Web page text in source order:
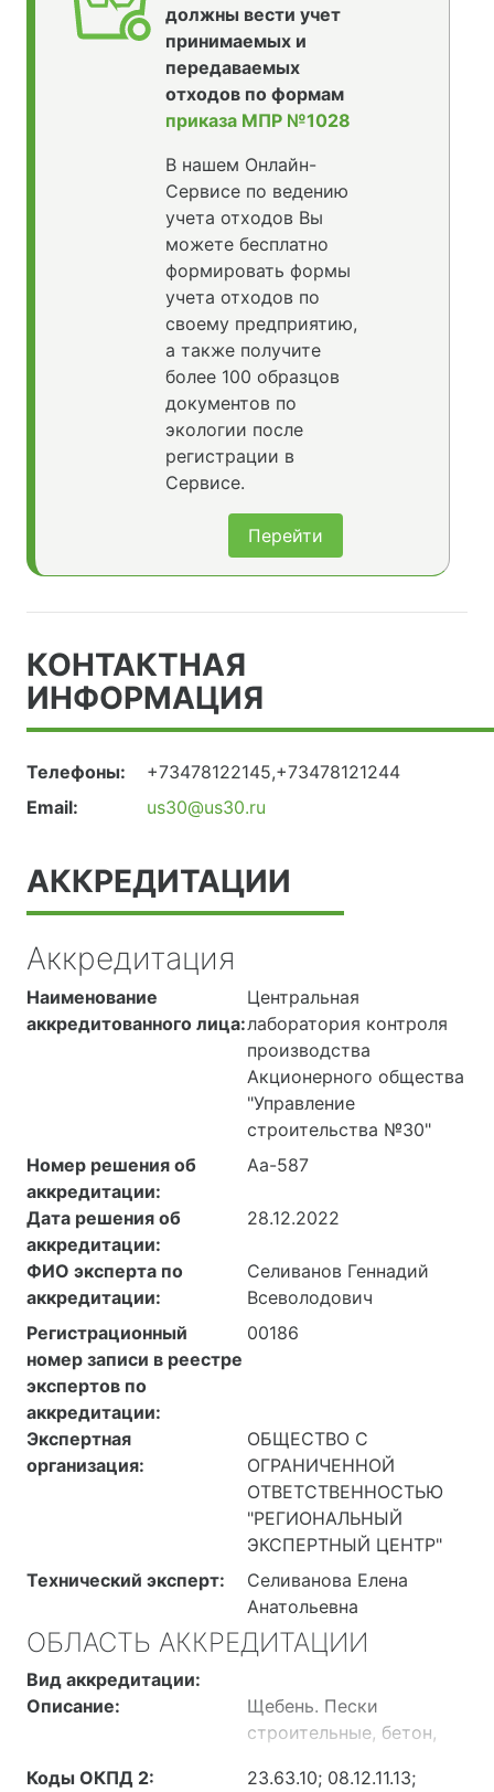
должны вести учет
принимаемых и
передаваемых
отходов по формам
приказа МПР №1028
В нашем Онлайн-
Сервисе по ведению
учета отходов Вы
можете бесплатно
формировать формы
учета отходов по
своему предприятию,
а также получите
более 100 образцов
документов по
экологии после
регистрации в
Сервисе.
Перейти
КОНТАКТНАЯ
ИНФОРМАЦИЯ
Телефоны:
+73478122145,+73478121244
Email:
us30@us30.ru
АККРЕДИТАЦИИ
Аккредитация
Наименование
аккредитованного лица:
Центральная
лаборатория контроля
производства
Акционерного общества
"Управление
строительства №30"
Номер решения об
аккредитации:
Аа-587
Дата решения об
аккредитации:
28.12.2022
ФИО эксперта по
аккредитации:
Селиванов Геннадий
Всеволодович
Регистрационный
номер записи в реестре
экспертов по
аккредитации:
00186
Экспертная
организация:
ОБЩЕСТВО С
ОГРАНИЧЕННОЙ
ОТВЕТСТВЕННОСТЬЮ
"РЕГИОНАЛЬНЫЙ
ЭКСПЕРТНЫЙ ЦЕНТР"
Технический эксперт:
Селиванова Елена
Анатольевна
ОБЛАСТЬ АККРЕДИТАЦИИ
Вид аккредитации:
Описание:
Щебень. Пески
строительные, бетон,
строительные. Изделия
Коды ОКПД 2:
23.63.10; 08.12.11.13;